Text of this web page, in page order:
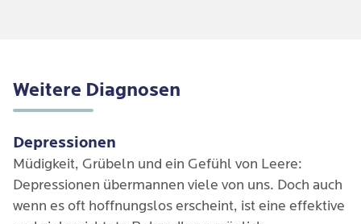
Weitere Diagnosen
Depressionen
Müdigkeit, Grübeln und ein Gefühl von Leere:
Depressionen übermannen viele von uns. Doch auch
wenn es oft hoffnungslos erscheint, ist eine effektive